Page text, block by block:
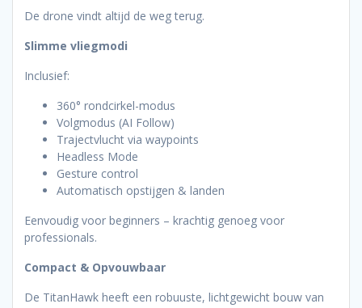
De drone vindt altijd de weg terug.
Slimme vliegmodi
Inclusief:
360° rondcirkel-modus
Volgmodus (AI Follow)
Trajectvlucht via waypoints
Headless Mode
Gesture control
Automatisch opstijgen & landen
Eenvoudig voor beginners – krachtig genoeg voor
professionals.
Compact & Opvouwbaar
De TitanHawk heeft een robuuste, lichtgewicht bouw van